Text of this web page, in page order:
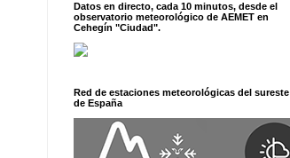
Datos en directo, cada 10 minutos, desde el
observatorio meteorológico de AEMET en
Cehegín "Ciudad".
Red de estaciones meteorológicas del sureste
de España